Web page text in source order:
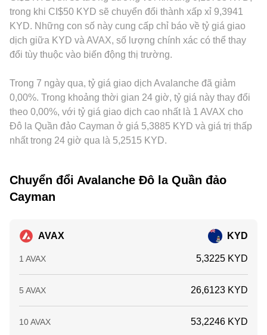
kỹ thuật như funding rate của hợp đồng tương lai AVAX, đáo
hạn quyền chọn (nếu có), tỷ lệ Basis giữa giao ngay và phái
sinh, cùng dòng vốn lớn từ ví “whale” on-chain và dòng
ra/vào sàn, tạo thêm biến động ngắn hạn chồng lên các yếu
giá theo đường cong bể, rồi sau đó được các nhà kinh
doanh chênh lệch điều chỉnh trở về mức cân bằng với thị
trường tập trung.
quy đổi, thanh khoản và phí địa phương) sẽ truyền dẫn vào
mức giá niêm yết AVAX/KYD. Khác biệt về khu vực và quy
định—chẳng hạn yêu cầu KYC/AML, hạn chế phái sinh
AVAX, hoặc phí nạp/rút khác nhau—cũng có thể tạo
premium/discount cục bộ giữa các sàn phục vụ người dùng
giữa các sàn giúp thu hẹp chênh lệch, nhưng không thể loại
bỏ hoàn toàn do chi phí giao dịch, thời gian chuyển tài sản
qua chain/sàn, rủi ro biến động trong lúc chuyển và giới hạn
thanh khoản.
trong khi CI$50 KYD sẽ chuyển đổi thành xấp xỉ 9,3941
KYD. Những con số này cung cấp chỉ báo về tỷ giá giao
dịch giữa KYD và AVAX, số lượng chính xác có thể thay
đổi tùy thuộc vào biến động thị trường.
Trong 7 ngày qua, tỷ giá giao dịch Avalanche đã giảm
0,00%. Trong khoảng thời gian 24 giờ, tỷ giá này thay đổi
theo 0,00%, với tỷ giá giao dịch cao nhất là 1 AVAX cho
Đô la Quần đảo Cayman ở giá 5,3885 KYD và giá trị thấp
nhất trong 24 giờ qua là 5,2515 KYD.
Chuyển đổi Avalanche Đô la Quần đảo
Cayman
AVAX KYD
1 AVAX 5,3225 KYD
5 AVAX 26,6123 KYD
10 AVAX 53,2246 KYD